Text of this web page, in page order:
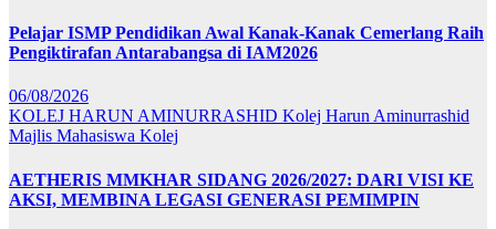
Pelajar ISMP Pendidikan Awal Kanak-Kanak Cemerlang Raih
Pengiktirafan Antarabangsa di IAM2026
06/08/2026
KOLEJ HARUN AMINURRASHID Kolej Harun Aminurrashid
Majlis Mahasiswa Kolej
AETHERIS MMKHAR SIDANG 2026/2027: DARI VISI KE
AKSI, MEMBINA LEGASI GENERASI PEMIMPIN